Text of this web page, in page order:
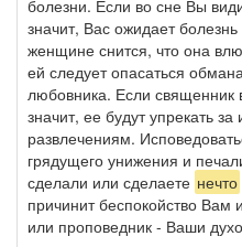
болезни. Если во сне Вы
значит, Вас ожидает
женщине снится, что она
ей следует опасаться
любовника. Если священник
значит, ее будут упрекать
развлечениям.
грядущего унижения и
сделали или сделаете нечто
причинит беспокойство
или проповедник - Ваши